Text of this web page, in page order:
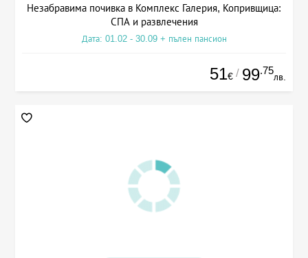
Незабравима почивка в Комплекс Галерия, Копривщица:
СПА и развлечения
Дата: 01.02 - 30.09 + пълен пансион
51€ / 99.75
лв.